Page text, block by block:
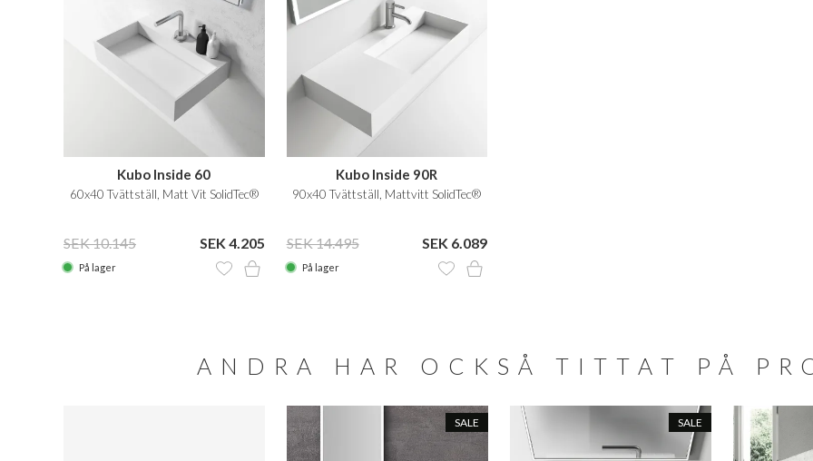
Kubo Inside 60
60x40 Tvättställ, Matt Vit SolidTec®
SEK 10.145 SEK 4.205
På lager
Kubo Inside 90R
90x40 Tvättställ, Mattvitt SolidTec®
SEK 14.495 SEK 6.089
På lager
ANDRA HAR OCKSÅ TITTAT PÅ
SALE SALE